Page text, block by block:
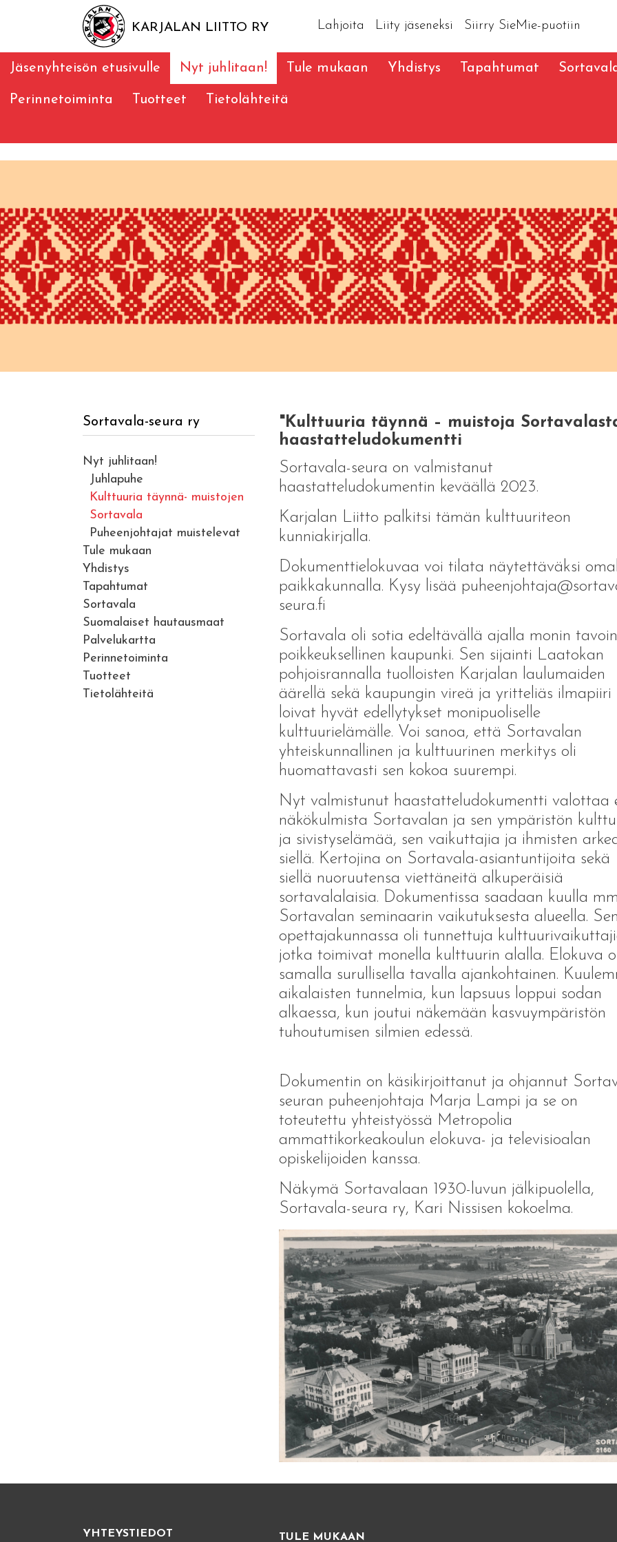
KARJALAN LIITTO RY Lahjoita Liity jäseneksi Siirry SieMie-puotiin
Jäsenyhteisön etusivulle Nyt juhlitaan! Tule mukaan Yhdistys Tapahtumat
Perinnetoiminta Tuotteet Tietolähteitä
Sortavala-seura ry
Nyt juhlitaan!
Juhlapuhe
Kulttuuria täynnä- muistojen
Sortavala
Puheenjohtajat muistelevat
Tule mukaan
Yhdistys
Tapahtumat
Sortavala
Suomalaiset hautausmaat
Palvelukartta
Perinnetoiminta
Tuotteet
Tietolähteitä
"Kulttuuria täynnä – muistoja
haastatteludokumentti
Sortavala-seura on valmistanut
haastatteludokumentin keväällä 2023.
Karjalan Liitto palkitsi tämän kulttuuriteon
kunniakirjalla.
Dokumenttielokuvaa voi tilata näytettäväksi
paikkakunnalla. Kysy lisää
seura.fi
Sortavala oli sotia edeltävällä ajalla monin tavoin
poikkeuksellinen kaupunki. Sen sijainti Laatokan
pohjoisrannalla tuolloisten Karjalan laulumaiden
äärellä sekä kaupungin vireä ja yritteliäs ilmapiiri
loivat hyvät edellytykset monipuoliselle
kulttuurielämälle. Voi sanoa, että Sortavalan
yhteiskunnallinen ja kulttuurinen merkitys oli
huomattavasti sen kokoa suurempi.
Nyt valmistunut haastatteludokumentti valottaa
näkökulmista Sortavalan ja sen ympäristön
ja sivistyselämää, sen vaikuttajia ja ihmisten
siellä. Kertojina on Sortavala-asiantuntijoita sekä
siellä nuoruutensa viettäneitä alkuperäisiä
sortavalalaisia. Dokumentissa saadaan kuulla
Sortavalan seminaarin vaikutuksesta alueella. Sen
opettajakunnassa oli tunnettuja
jotka toimivat monella kulttuurin alalla. Elokuva
samalla surullisella tavalla ajankohtainen.
aikalaisten tunnelmia, kun lapsuus loppui sodan
alkaessa, kun joutui näkemään kasvuympäristön
tuhoutumisen silmien edessä.
Dokumentin on käsikirjoittanut ja ohjannut
seuran puheenjohtaja Marja Lampi ja se on
toteutettu yhteistyössä Metropolia
ammattikorkeakoulun elokuva- ja televisioalan
opiskelijoiden kanssa.
Näkymä Sortavalaan 1930-luvun jälkipuolella,
Sortavala-seura ry, Kari Nissisen kokoelma.
YHTEYSTIEDOT TULE MUKAAN